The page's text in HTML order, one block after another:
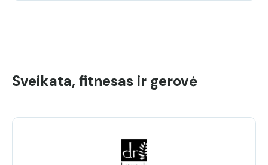
Sveikata, fitnesas ir gerovė